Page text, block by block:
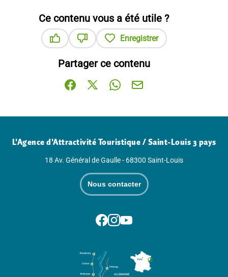
Ce contenu vous a été utile ?
Enregistrer
Partager ce contenu
Partager sur Facebook (nouvelle fenêtre)
Partager sur X / Twitter (nouvelle
Partager sur WhatsApp
Partager par mail
L'Agence d'Attractivité Touristique / Saint-Louis 3 pays
18 Av. Général de Gaulle - 68300 Saint-Louis
Nous contacter
Suivez-nous sur Facebook
Suivez-nous sur Instagram
Suivez-nous sur Youtube